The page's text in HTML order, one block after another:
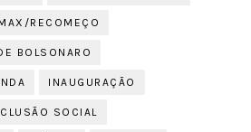
RECOMEÇO
BOLSONARO
INAUGURAÇÃO
SOCIAL